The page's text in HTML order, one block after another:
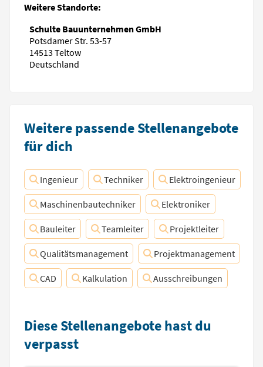
Weitere Standorte:
Schulte Bauunternehmen GmbH
Potsdamer Str. 53-57
14513 Teltow
Deutschland
Weitere passende Stellenangebote
für dich
Ingenieur Techniker Elektroingenieur
Maschinenbautechniker Elektroniker
Bauleiter Teamleiter Projektleiter
Qualitätsmanagement Projektmanagement
CAD Kalkulation Ausschreibungen
Diese Stellenangebote hast du
verpasst